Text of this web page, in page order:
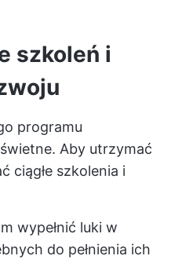
szkoleń i
programu
Aby utrzymać
ciągłe szkolenia i
wypełnić luki w
do pełnienia ich